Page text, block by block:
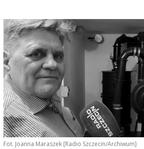
Fot. Joanna Maraszek [Radio Szczecin/Archiwum]